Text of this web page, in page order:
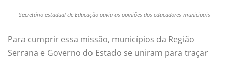
Secretário estadual de Educação ouviu as opiniões dos educadores municipais
Para cumprir essa missão, municípios da Região
Serrana e Governo do Estado se uniram para traçar